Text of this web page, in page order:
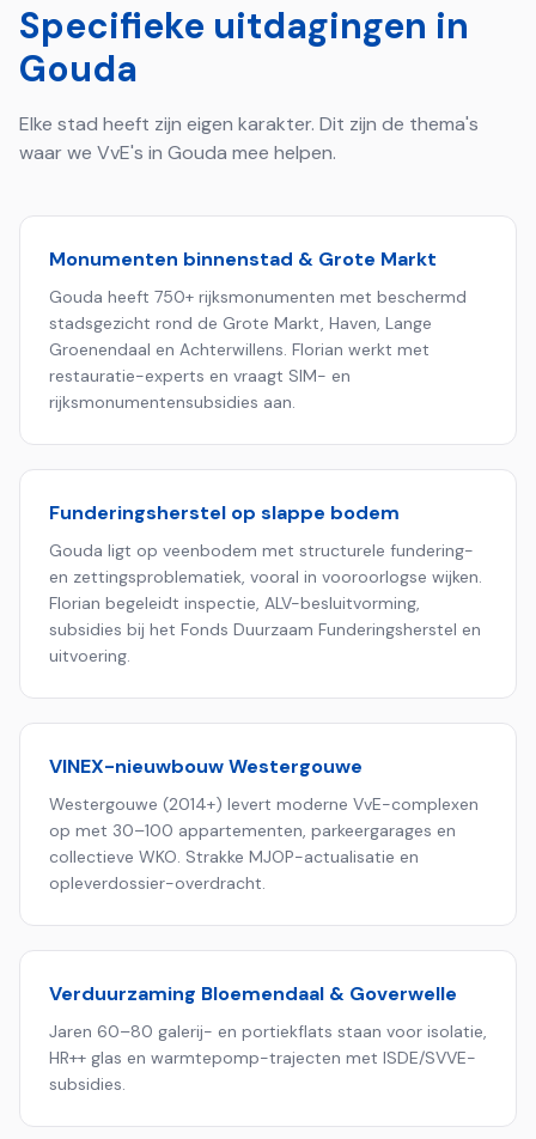
Specifieke uitdagingen in
Gouda
Elke stad heeft zijn eigen karakter. Dit zijn de thema's
waar we VvE's in Gouda mee helpen.
Monumenten binnenstad & Grote Markt
Gouda heeft 750+ rijksmonumenten met beschermd
stadsgezicht rond de Grote Markt, Haven, Lange
Groenendaal en Achterwillens. Florian werkt met
restauratie-experts en vraagt SIM- en
rijksmonumentensubsidies aan.
Funderingsherstel op slappe bodem
Gouda ligt op veenbodem met structurele fundering-
en zettingsproblematiek, vooral in vooroorlogse wijken.
Florian begeleidt inspectie, ALV-besluitvorming,
subsidies bij het Fonds Duurzaam Funderingsherstel en
uitvoering.
VINEX-nieuwbouw Westergouwe
Westergouwe (2014+) levert moderne VvE-complexen
op met 30–100 appartementen, parkeergarages en
collectieve WKO. Strakke MJOP-actualisatie en
opleverdossier-overdracht.
Verduurzaming Bloemendaal & Goverwelle
Jaren 60–80 galerij- en portiekflats staan voor isolatie,
HR++ glas en warmtepomp-trajecten met ISDE/SVVE-
subsidies.